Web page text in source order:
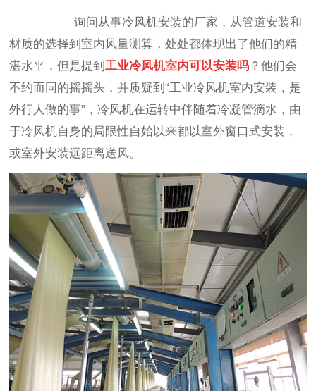
询问从事冷风机安装的厂家，从管道安装和
材质的选择到室内风量测算，处处都体现出了他们的精
湛水平，但是提到 工业冷风机室内可以安装吗 ？他们会
不约而同的摇摇头，并质疑到“工业冷风机室内安装，是
外行人做的事”，冷风机在运转中伴随着冷凝管滴水，由
于冷风机自身的局限性自始以来都以室外窗口式安装，
或室外安装远距离送风。